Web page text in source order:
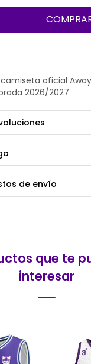
camiseta oficial
2026/2027
de envío
que te
interesar